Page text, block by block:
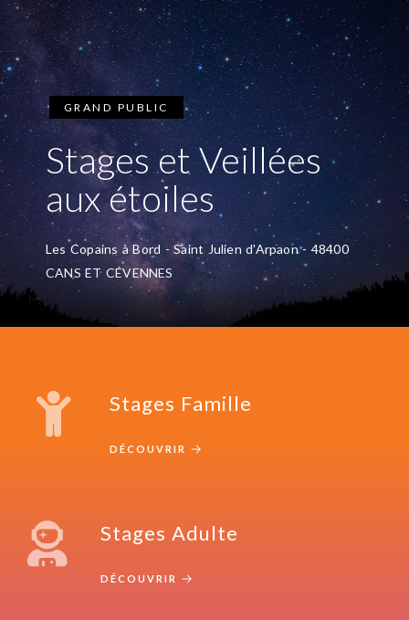
GRAND PUBLIC
Stages et Veillées
aux étoiles
Les Copains à Bord - Saint Julien d'Arpaon - 48400
CANS ET CÉVENNES
Stages Famille
DÉCOUVRIR
Stages Adulte
DÉCOUVRIR